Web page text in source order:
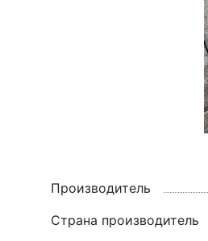
Производитель
Страна производитель